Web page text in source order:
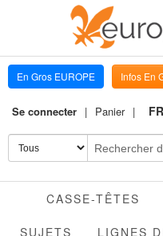
En Gros EUROPE Infos En
Se connecter Panier FR
CASSE-TÊTES
SUJETS LIGNES